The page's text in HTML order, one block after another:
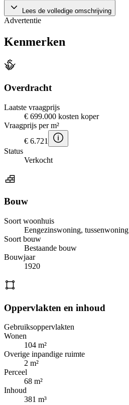
Lees de volledige omschrijving
Advertentie
Kenmerken
Overdracht
Laatste vraagprijs
€ 699.000 kosten koper
Vraagprijs per m²
€ 6.721
Status
Verkocht
Bouw
Soort woonhuis
Eengezinswoning, tussenwoning
Soort bouw
Bestaande bouw
Bouwjaar
1920
Oppervlakten en inhoud
Gebruiksoppervlakten
Wonen
104 m²
Overige inpandige ruimte
2 m²
Perceel
68 m²
Inhoud
381 m³